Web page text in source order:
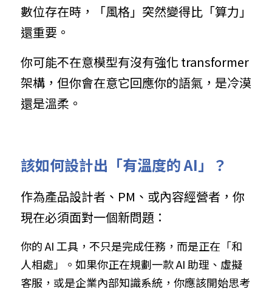
數位存在時，「風格」突然變得比「算力」
還重要。
你可能不在意模型有沒有強化 transformer
架構，但你會在意它回應你的語氣，是冷漠
還是溫柔。
該如何設計出「有溫度的 AI」？
作為產品設計者、PM、或內容經營者，你
現在必須面對一個新問題：
你的 AI 工具，不只是完成任務，而是正在「和
人相處」。如果你正在規劃一款 AI 助理、虛擬
客服，或是企業內部知識系統，你應該開始思考